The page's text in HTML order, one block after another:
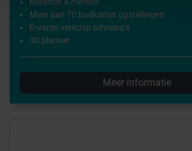
Meer dan 70 badkamer opstellingen
Ervaren verkoop adviseurs
3D planner
Meer informatie